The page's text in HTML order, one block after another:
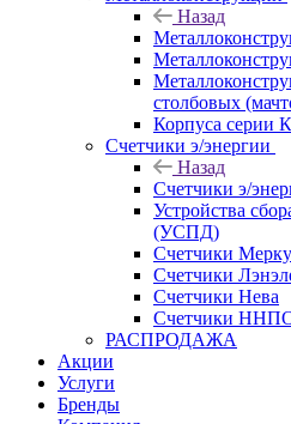
Назад
столбовых
Корпуса
Счетчики э/энергии
Назад
Счетчики э/
Устройства
(УСПД)
Счетчики
Счетчики
Счетчики Нева
Счетчики
РАСПРОДАЖА
Акции
Услуги
Бренды